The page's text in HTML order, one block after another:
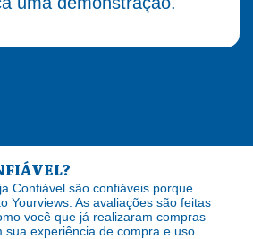
Confiável são confiáveis porque
Yourviews. As avaliações são feitas
você que já realizaram compras
sua experiência de compra e uso.